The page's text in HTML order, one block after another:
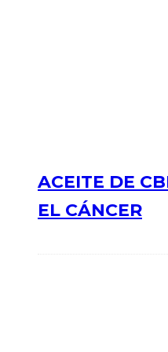
ACEITE DE
EL CÁNCER